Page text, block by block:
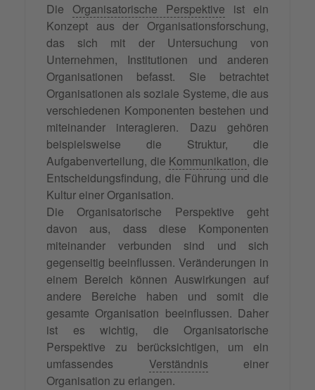
Die Organisatorische Perspektive ist ein
Konzept aus der Organisationsforschung,
das sich mit der Untersuchung von
Unternehmen, Institutionen und anderen
Organisationen befasst. Sie betrachtet
Organisationen als soziale Systeme, die aus
verschiedenen Komponenten bestehen und
miteinander interagieren. Dazu gehören
beispielsweise die Struktur, die
Aufgabenverteilung, die Kommunikation, die
Entscheidungsfindung, die Führung und die
Kultur einer Organisation.
Die Organisatorische Perspektive geht
davon aus, dass diese Komponenten
miteinander verbunden sind und sich
gegenseitig beeinflussen. Veränderungen in
einem Bereich können Auswirkungen auf
andere Bereiche haben und somit die
gesamte Organisation beeinflussen. Daher
ist es wichtig, die Organisatorische
Perspektive zu berücksichtigen, um ein
umfassendes Verständnis einer
Organisation zu erlangen.